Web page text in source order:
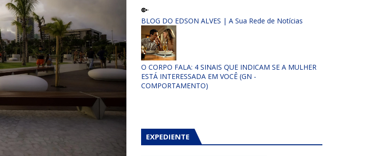
BLOG DO EDSON ALVES | A Sua Rede de Notícias
O CORPO FALA: 4 SINAIS QUE INDICAM SE A MULHER
ESTÁ INTERESSADA EM VOCÊ (GN -
COMPORTAMENTO)
EXPEDIENTE